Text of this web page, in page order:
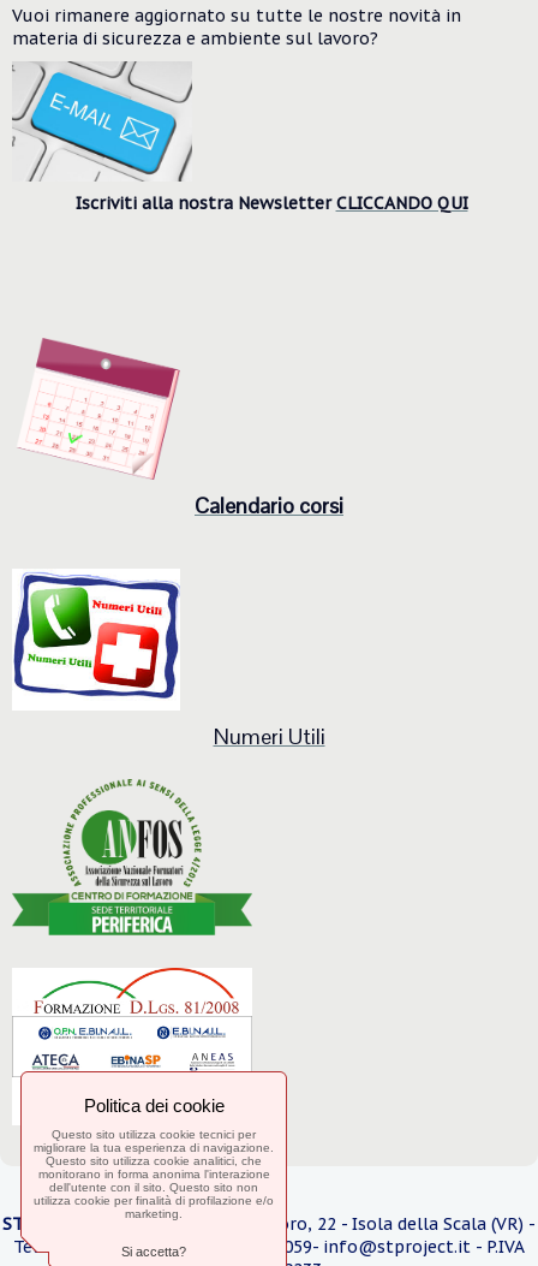
Vuoi rimanere aggiornato su tutte le nostre novità in
materia di sicurezza e ambiente sul lavoro?
Iscriviti alla nostra NewsletterCLICCANDO QUI
Calendario corsi
Numeri Utili
ST Pro
- Via Caduti sul Lavoro, 22 - Isola della Scala (VR) -
Telefono 045 6630964 / 3270664059- info@stproject.it - P.IVA
Politica dei cookie
Questo sito utilizza cookie tecnici per
migliorare la tua esperienza di navigazione.
Questo sito utilizza cookie analitici, che
monitorano in forma anonima l'interazione
dell'utente con il sito. Questo sito non
utilizza cookie per finalità di profilazione e/o
marketing.
Si accetta?